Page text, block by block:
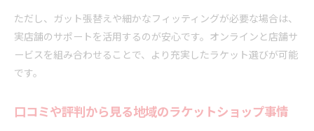
ただし、ガット張替えや細かなフィッティングが必要な場合は、
実店舗のサポートを活用するのが安心です。オンラインと店舗サ
ービスを組み合わせることで、より充実したラケット選びが可能
です。
口コミや評判から見る地域のラケットショップ事情